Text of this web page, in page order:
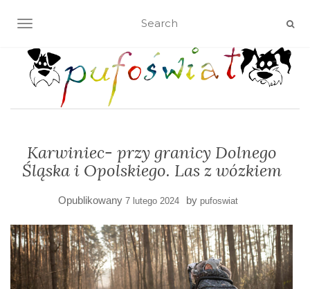
TOGGLE NAVIGATION
Karwiniec- przy granicy Dolnego
Śląska i Opolskiego. Las z wózkiem
Opublikowany 7 lutego 2024 by pufoswiat